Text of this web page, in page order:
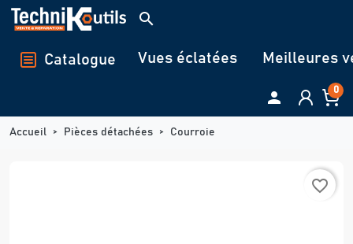
Panneau de gestion des cookies
search
Catalogue Vues éclatées Meilleures
 0
Accueil Pièces détachées Courroie
favorite_border